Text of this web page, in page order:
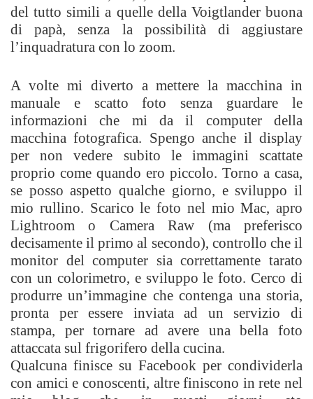
del tutto simili a quelle della Voigtlander buona
di papà, senza la possibilità di aggiustare
l’inquadratura con lo zoom.
A volte mi diverto a mettere la macchina in
manuale e scatto foto senza guardare le
informazioni che mi da il computer della
macchina fotografica. Spengo anche il display
per non vedere subito le immagini scattate
proprio come quando ero piccolo. Torno a casa,
se posso aspetto qualche giorno, e sviluppo il
mio rullino. Scarico le foto nel mio Mac, apro
Lightroom o Camera Raw (ma preferisco
decisamente il primo al secondo), controllo che il
monitor del computer sia correttamente tarato
con un colorimetro, e sviluppo le foto. Cerco di
produrre un’immagine che contenga una storia,
pronta per essere inviata ad un servizio di
stampa, per tornare ad avere una bella foto
attaccata sul frigorifero della cucina.
Qualcuna finisce su Facebook per condividerla
con amici e conoscenti, altre finiscono in rete nel